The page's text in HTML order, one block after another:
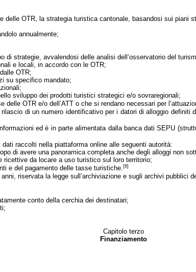
delle OTR, la strategia turistica cantonale, basandosi sui piani
annualmente;
strategie, avvalendosi delle analisi dell’osservatorio del
e locali, in accordo con le OTR;
OTR;
su specifico mandato;
sviluppo dei prodotti turistici strategici e/o sovraregionali;
OTR e/o dell’ATT o che si rendano necessari per
di un numero identificativo per i datori di alloggio
ed è in parte alimentata dalla banca dati SEPU
raccolti nella piattaforma online alle seguenti autorità:
di avere una panoramica completa anche degli alloggi non
ricettive da locare a uso turistico sul loro territorio;
e del pagamento delle tasse turistiche.[8]
riservata lalegge sull’archiviazione e sugli archivi pubblici
conto della cerchia dei destinatari;
Capitolo terzo
Finanziamento